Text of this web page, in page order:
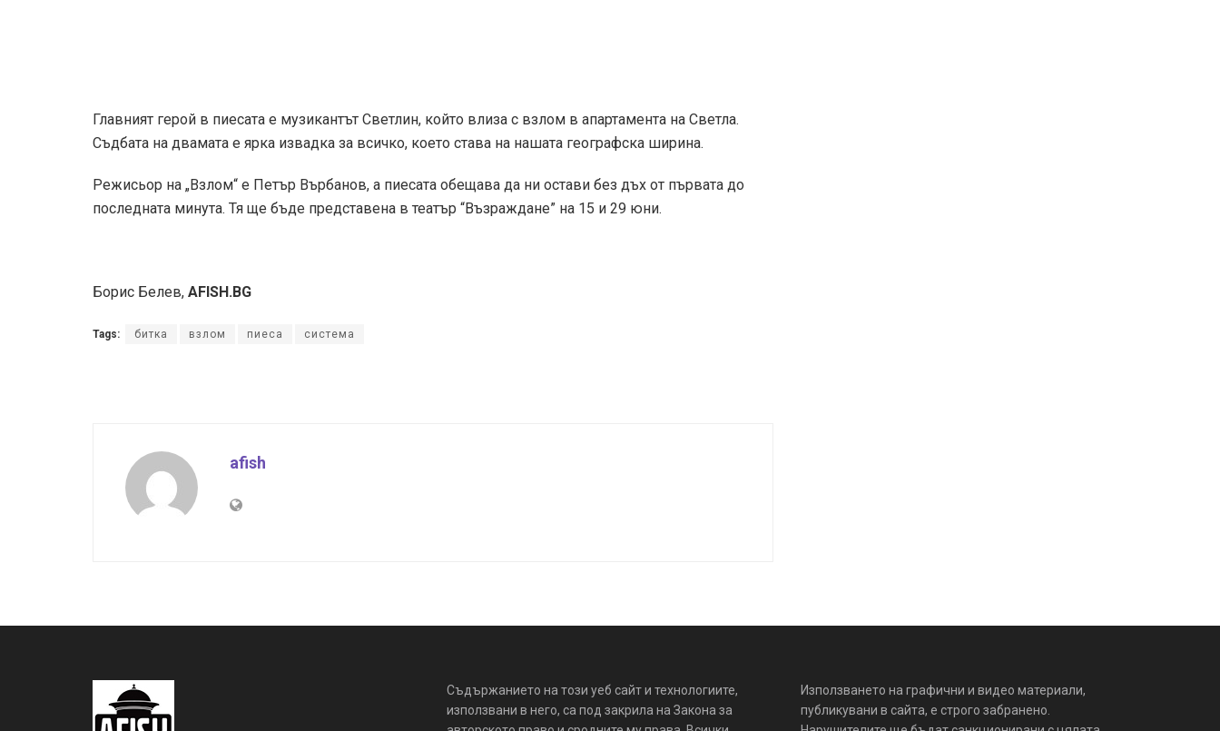
Главният герой в пиесата е музикантът Светлин, който влиза с взлом в апартамента на Светла.
Съдбата на двамата е ярка извадка за всичко, което става на нашата географска ширина.
Режисьор на „Взлом“ е Петър Върбанов, а пиесата обещава да ни остави без дъх от първата до
последната минута. Тя ще бъде представена в театър “Възраждане” на 15 и 29 юни.
Борис Белев, AFISH.BG
Tags: битка взлом пиеса система
afish
Съдържанието на този уеб сайт и технологиите,
използвани в него, са под закрила на Закона за
Използването на графични и видео материали,
публикувани в сайта, е строго забранено.